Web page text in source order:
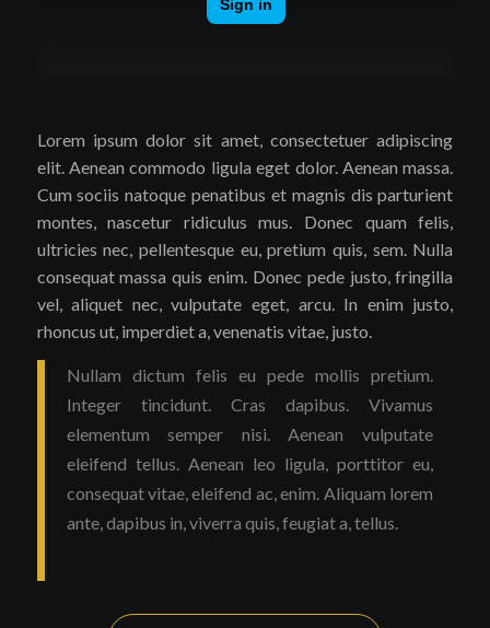
Lorem ipsum dolor sit amet, consectetuer adipiscing
elit. Aenean commodo ligula eget dolor. Aenean massa.
Cum sociis natoque penatibus et magnis dis parturient
montes, nascetur ridiculus mus. Donec quam felis,
ultricies nec, pellentesque eu, pretium quis, sem. Nulla
consequat massa quis enim. Donec pede justo, fringilla
vel, aliquet nec, vulputate eget, arcu. In enim justo,
rhoncus ut, imperdiet a, venenatis vitae, justo.
Nullam dictum felis eu pede mollis pretium.
Integer tincidunt. Cras dapibus. Vivamus
elementum semper nisi. Aenean vulputate
eleifend tellus. Aenean leo ligula, porttitor eu,
consequat vitae, eleifend ac, enim. Aliquam lorem
ante, dapibus in, viverra quis, feugiat a, tellus.